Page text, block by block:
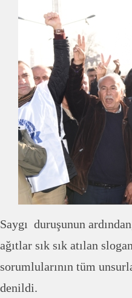
Saygı duruşunun
ağıtlar sık sık atılan
sorumlularının tüm
denildi.